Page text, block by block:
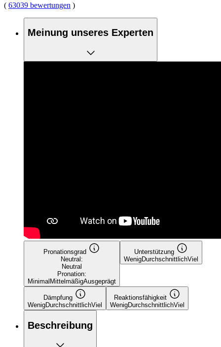
( 63039 bewertungen )
Meinung unseres Experten
Pronationsgrad
Neutral:
Neutral
Pronation:
Minimal MittelmäßigAusgeprägt
Unterstützung
WenigDurchschnittlichViel
Dämpfung
WenigDurchschnittlichViel
Reaktionsfähigkeit
WenigDurchschnittlichViel
Beschreibung